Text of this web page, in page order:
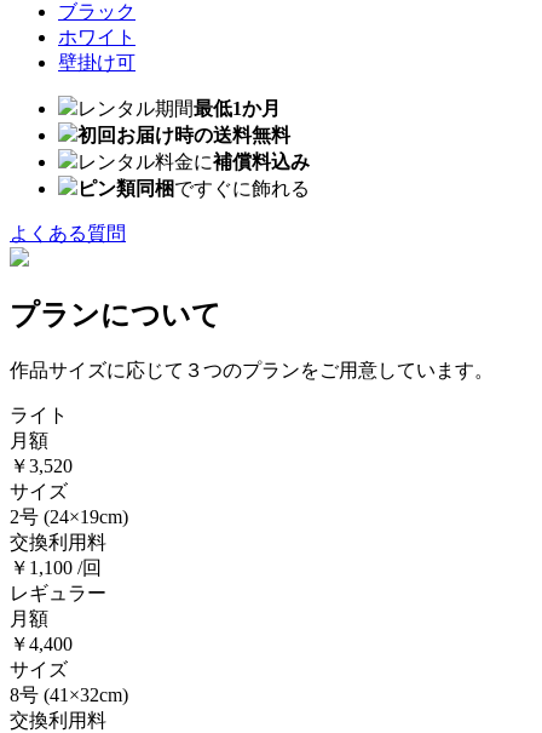
ブラック
ホワイト
壁掛け可
レンタル期間最低1か月
初回お届け時の送料無料
レンタル料金に補償料込み
ピン類同梱ですぐに飾れる
よくある質問
プランについて
作品サイズに応じて３つのプランをご用意しています。
ライト
月額
￥3,520
サイズ
2号 (24×19cm)
交換利用料
￥1,100 /回
レギュラー
月額
￥4,400
サイズ
8号 (41×32cm)
交換利用料